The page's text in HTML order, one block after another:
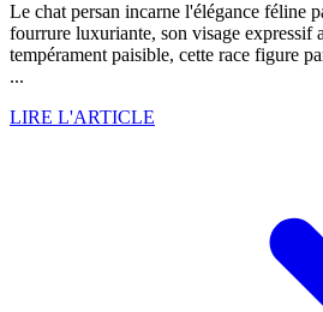
Le chat persan incarne l'élégance féline
fourrure luxuriante, son visage expressif
tempérament paisible, cette race figure
...
LIRE L'ARTICLE